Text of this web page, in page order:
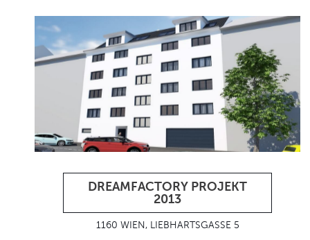
DREAMFACTORY PROJEKT
2013
1160 WIEN, LIEBHARTSGASSE 5